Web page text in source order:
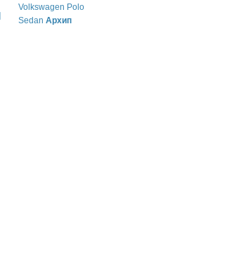
Volkswagen Polo
Sedan Архип